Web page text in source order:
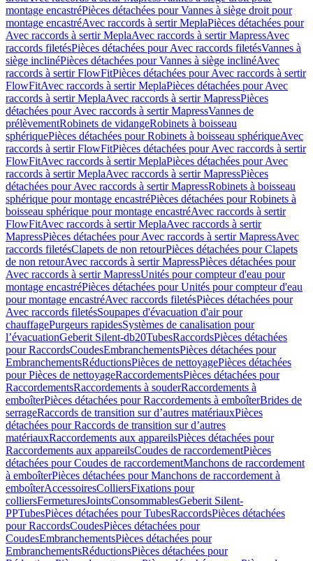
montage encastréPièces détachées pour Vannes à siège droit pour
montage encastréAvec raccords à sertir MeplaPièces détachées pour
Avec raccords à sertir MeplaAvec raccords à sertir MapressAvec
raccords filetésPièces détachées pour Avec raccords filetésVannes à
siège inclinéPièces détachées pour Vannes à siège inclinéAvec
raccords à sertir FlowFitPièces détachées pour Avec raccords à sertir
FlowFitAvec raccords à sertir MeplaPièces détachées pour Avec
raccords à sertir MeplaAvec raccords à sertir MapressPièces
détachées pour Avec raccords à sertir MapressVannes de
prélèvementRobinets de vidangeRobinets à boisseau
sphériquePièces détachées pour Robinets à boisseau sphériqueAvec
raccords à sertir FlowFitPièces détachées pour Avec raccords à sertir
FlowFitAvec raccords à sertir MeplaPièces détachées pour Avec
raccords à sertir MeplaAvec raccords à sertir MapressPièces
détachées pour Avec raccords à sertir MapressRobinets à boisseau
sphérique pour montage encastréPièces détachées pour Robinets à
boisseau sphérique pour montage encastréAvec raccords à sertir
FlowFitAvec raccords à sertir MeplaAvec raccords à sertir
MapressPièces détachées pour Avec raccords à sertir MapressAvec
raccords filetésClapets de non retourPièces détachées pour Clapets
de non retourAvec raccords à sertir MapressPièces détachées pour
Avec raccords à sertir MapressUnités pour compteur d'eau pour
montage encastréPièces détachées pour Unités pour compteur d'eau
pour montage encastréAvec raccords filetésPièces détachées pour
Avec raccords filetésSoupapes d'évacuation d'air pour
chauffagePurgeurs rapidesSystèmes de canalisation pour
l’évacuationGeberit Silent-db20TubesRaccordsPièces détachées
pour RaccordsCoudesEmbranchementsPièces détachées pour
EmbranchementsRéductionsPièces de nettoyagePièces détachées
pour Pièces de nettoyageRaccordementsPièces détachées pour
RaccordementsRaccordements à souderRaccordements à
emboîterPièces détachées pour Raccordements à emboîterBrides de
serrageRaccords de transition sur d’autres matériauxPièces
détachées pour Raccords de transition sur d’autres
matériauxRaccordements aux appareilsPièces détachées pour
Raccordements aux appareilsCoudes de raccordementPièces
détachées pour Coudes de raccordementManchons de raccordement
à emboîterPièces détachées pour Manchons de raccordement à
emboîterAccessoiresColliersFixations pour
colliersFermeturesJointsConsommablesGeberit Silent-
PPTubesPièces détachées pour TubesRaccordsPièces détachées
pour RaccordsCoudesPièces détachées pour
CoudesEmbranchementsPièces détachées pour
EmbranchementsRéductionsPièces détachées pour